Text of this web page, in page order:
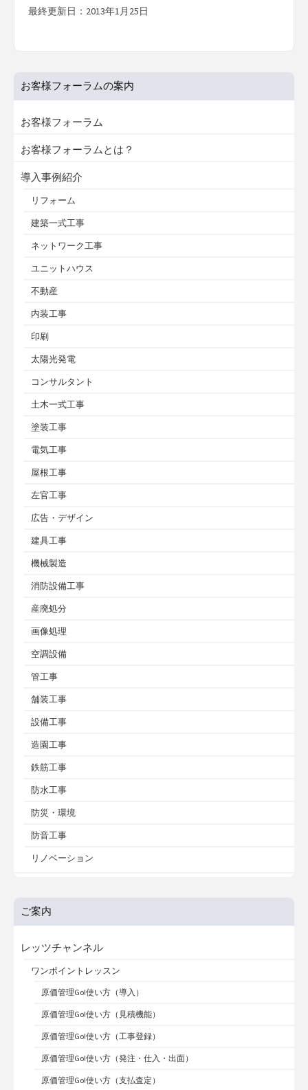
最終更新日：2013年1月25日
お客様フォーラムの案内
お客様フォーラム
お客様フォーラムとは？
導入事例紹介
リフォーム
建築一式工事
ネットワーク工事
ユニットハウス
不動産
内装工事
印刷
太陽光発電
コンサルタント
土木一式工事
塗装工事
電気工事
屋根工事
左官工事
広告・デザイン
建具工事
機械製造
消防設備工事
産廃処分
画像処理
空調設備
管工事
舗装工事
設備工事
造園工事
鉄筋工事
防水工事
防災・環境
防音工事
リノベーション
ご案内
レッツチャンネル
ワンポイントレッスン
原価管理Go!使い方（導入）
原価管理Go!使い方（見積機能）
原価管理Go!使い方（工事登録）
原価管理Go!使い方（発注・仕入・出面）
原価管理Go!使い方（支払査定）